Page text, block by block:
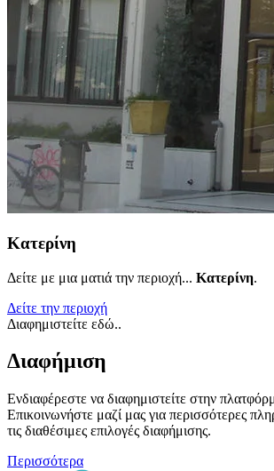
Κατερίνη
Δείτε με μια ματιά την περιοχή... Κατερίνη.
Δείτε την περιοχή
Διαφημιστείτε εδώ..
Διαφήμιση
Ενδιαφέρεστε να διαφημιστείτε στην
Επικοινωνήστε μαζί μας για περισσότερες
τις διαθέσιμες επιλογές διαφήμισης.
Περισσότερα